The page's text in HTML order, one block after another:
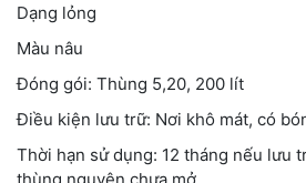
Dạng lỏng
Màu nâu
Đóng gói: Thùng 5,20, 200 lít
Điều kiện lưu trữ: Nơi khô mát, có
Thời hạn sử dụng: 12 tháng nếu lưu